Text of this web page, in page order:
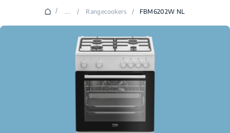
/ ... / Rangecookers / FBM6202W NL